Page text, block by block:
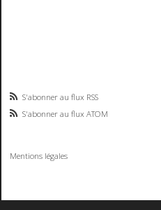
S'abonner au flux RSS
S'abonner au flux ATOM
Mentions légales